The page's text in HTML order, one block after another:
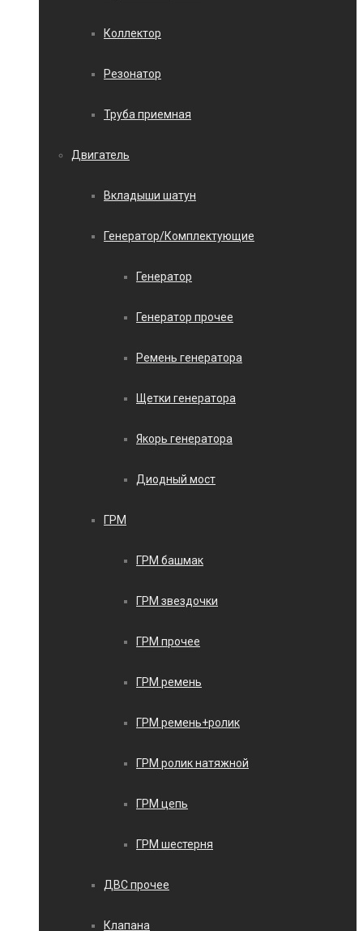
Коллектор
Резонатор
Труба приемная
Двигатель
Вкладыши шатун
Генератор/Комплектующие
Генератор
Генератор прочее
Ремень генератора
Щетки генератора
Якорь генератора
Диодный мост
ГРМ
ГРМ башмак
ГРМ звездочки
ГРМ прочее
ГРМ ремень
ГРМ ремень+ролик
ГРМ ролик натяжной
ГРМ цепь
ГРМ шестерня
ДВС прочее
Клапана